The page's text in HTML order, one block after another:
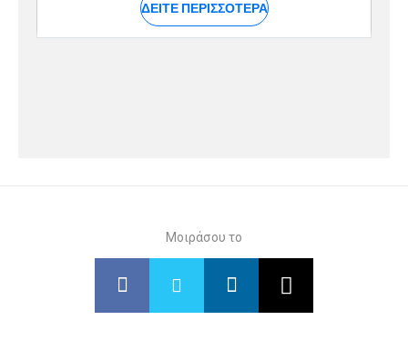
Μοιράσου το